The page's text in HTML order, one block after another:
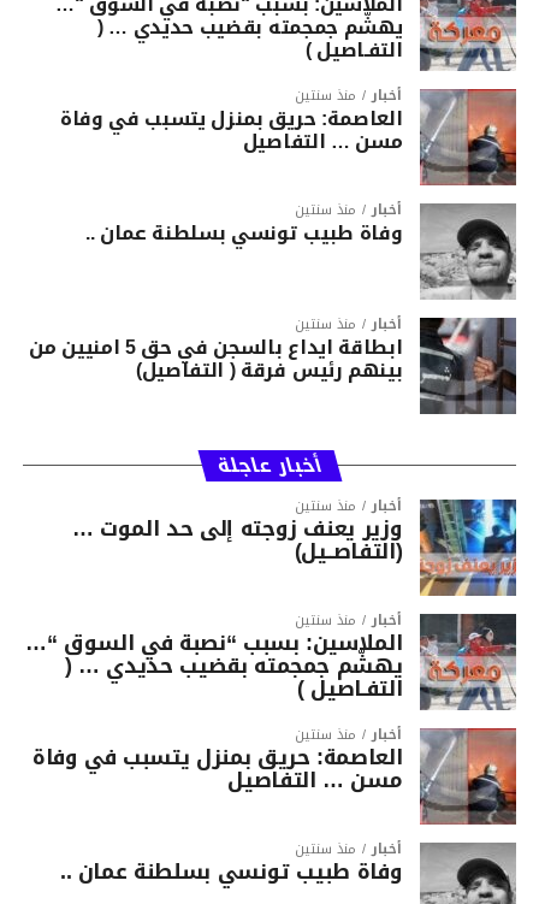
يهشّم جمجمته بقضيب حديدي … (
التفـاصيل )
أخبار منذ سنتين
العاصمة: حريق بمنزل يتسبب في وفاة
مسن … التفاصيل
أخبار منذ سنتين
وفاة طبيب تونسي بسلطنة عمان ..
أخبار منذ سنتين
ابطاقة ايداع بالسجن في حق 5 امنيين من
بينهم رئيس فرقة ( التفاصيل)
أخبار عاجلة
أخبار منذ سنتين
وزير يعنف زوجته إلى حد الموت …
(التفاصــيل)
أخبار منذ سنتين
الملاسين: بسبب “نصبة في السوق “…
يهشّم جمجمته بقضيب حديدي … (
التفـاصيل )
أخبار منذ سنتين
العاصمة: حريق بمنزل يتسبب في وفاة
مسن … التفاصيل
أخبار منذ سنتين
وفاة طبيب تونسي بسلطنة عمان ..